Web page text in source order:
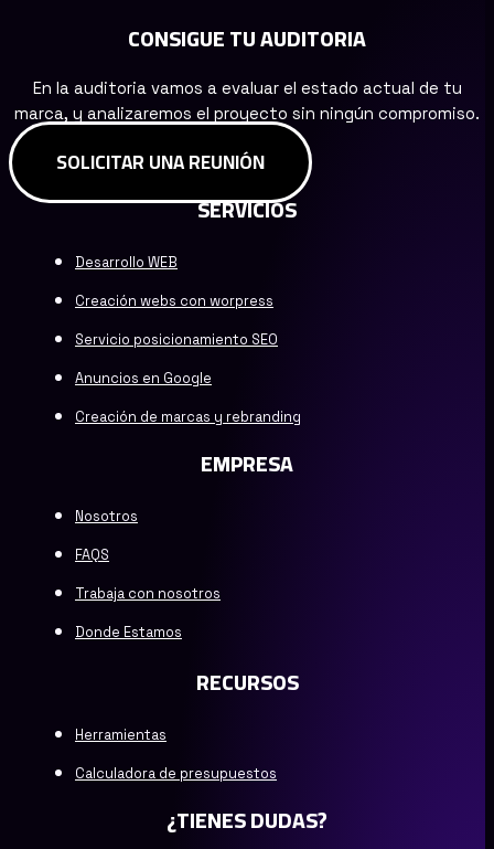
CONSIGUE TU AUDITORIA
En la auditoria vamos a evaluar el estado actual de tu
marca, y analizaremos el proyecto sin ningún compromiso.
SOLICITAR UNA REUNIÓN
SERVICIOS
Desarrollo WEB
Creación webs con worpress
Servicio posicionamiento SEO
Anuncios en Google
Creación de marcas y rebranding
EMPRESA
Nosotros
FAQS
Trabaja con nosotros
Donde Estamos
RECURSOS
Herramientas
Calculadora de presupuestos
¿TIENES DUDAS?